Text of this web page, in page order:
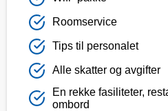
Roomservice
Tips til personalet
Alle skatter og avgifter
En rekke fasiliteter,
ombord